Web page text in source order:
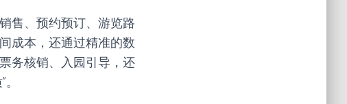
售、预约预订、游览路
成本，还通过精准的数
务核销、入园引导，还